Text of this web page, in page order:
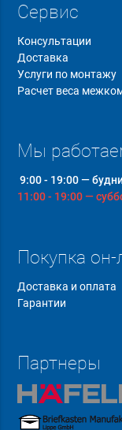
Сервис
Консультации
Доставка
Услуги по монтажу
Расчет веса
Мы
9:00 - 19:00 —
11:00 - 19:00 —
Покупка он-
Доставка и оплата
Гарантии
Партнеры